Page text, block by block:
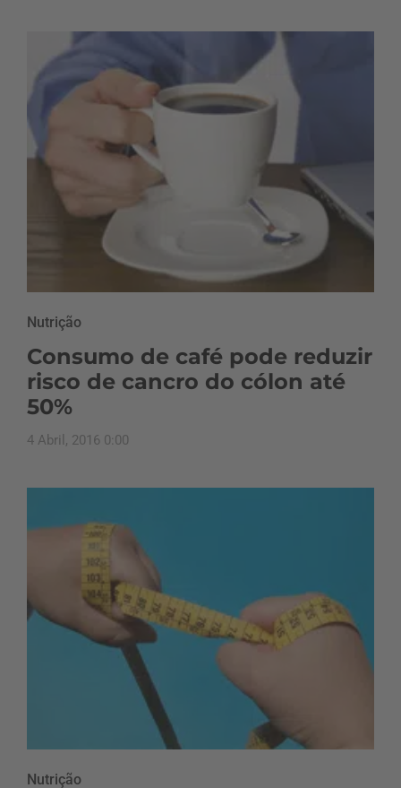
Nutrição
Consumo de café pode reduzir
risco de cancro do cólon até
50%
4 Abril, 2016 0:00
Nutrição